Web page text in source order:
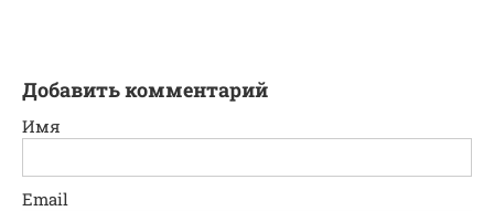
Добавить комментарий
Имя
Email